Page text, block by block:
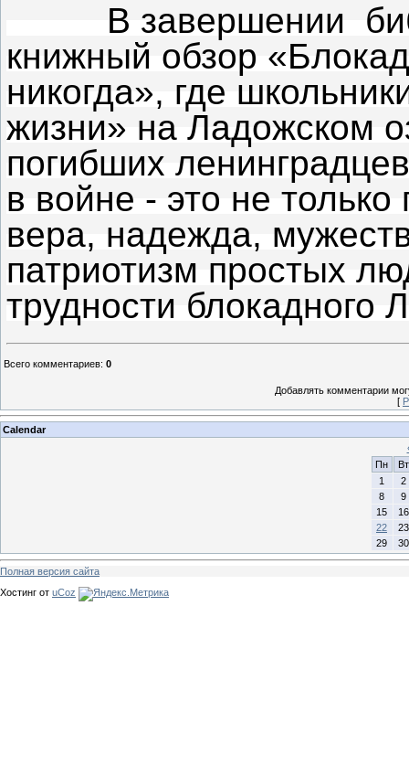
В завершении
книжный обзор
никогда», где
жизни» на Ладожском
погибших
в войне - это не
вера, надежда,
патриотизм простых
трудности блокадного
Всего комментариев: 0
Добавлять комментарии
[
Calendar
Пн
Вт
1
2
8
9
15
16
22
23
29
30
Полная версия сайта
Хостинг от uCoz